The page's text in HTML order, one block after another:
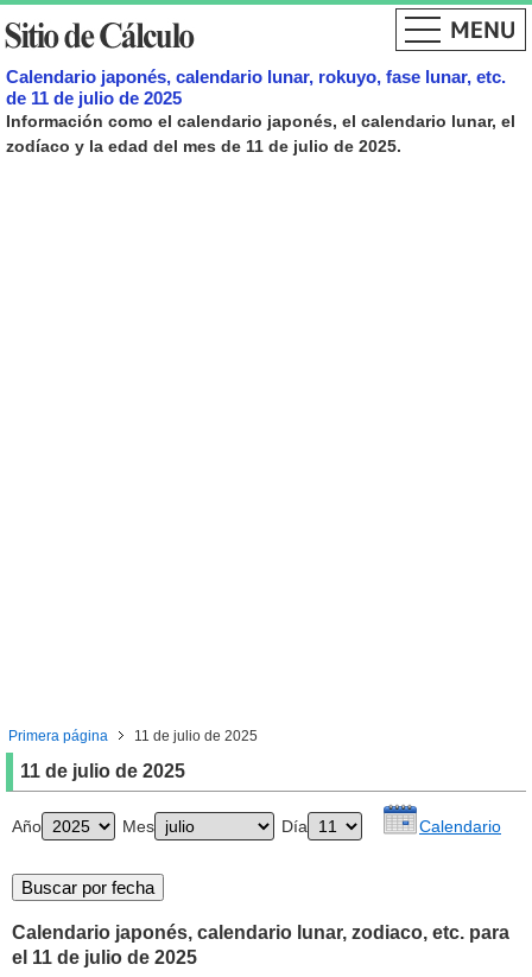
Calendario japonés, calendario lunar, rokuyo, fase lunar, etc.
de 11 de julio de 2025
Información como el calendario japonés, el calendario lunar, el
zodíaco y la edad del mes de 11 de julio de 2025.
Primera página 11 de julio de 2025
11 de julio de 2025
Año Mes Día Calendario
Calendario japonés, calendario lunar, zodiaco, etc. para
el 11 de julio de 2025